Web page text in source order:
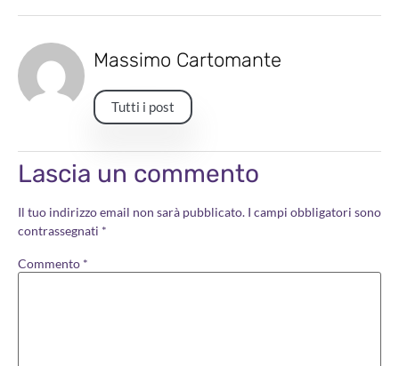
Massimo Cartomante
Tutti i post
Lascia un commento
Il tuo indirizzo email non sarà pubblicato. I campi obbligatori sono
contrassegnati *
Commento *